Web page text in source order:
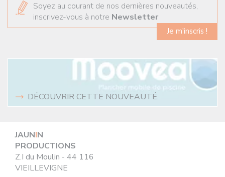
Soyez au courant de nos dernières nouveautés,
inscrivez-vous à notre Newsletter
Je m'inscris !
DÉCOUVRIR CETTE NOUVEAUTÉ.
JAUNIN
PRODUCTIONS
Z.I du Moulin - 44 116
VIEILLEVIGNE